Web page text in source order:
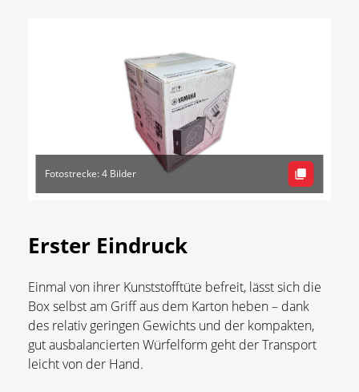
Fotostrecke: 4 Bilder
Erster Eindruck
Einmal von ihrer Kunststofftüte befreit, lässt sich die
Box selbst am Griff aus dem Karton heben – dank
des relativ geringen Gewichts und der kompakten,
gut ausbalancierten Würfelform geht der Transport
leicht von der Hand.